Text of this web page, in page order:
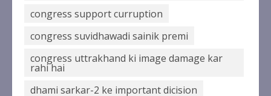
congress support curruption
congress suvidhawadi sainik premi
congress uttrakhand ki image damage kar
rahi hai
dhami sarkar-2 ke important dicision